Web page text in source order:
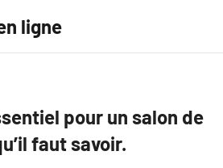
ligne
pour un salon de
faut savoir.